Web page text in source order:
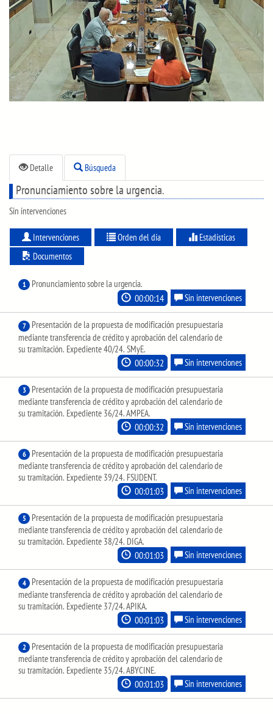
Detalle Búsqueda
Pronunciamiento sobre la urgencia.
Sin intervenciones
Intervenciones Orden del día
Estadísticas
Documentos
1 Pronunciamiento sobre la urgencia.
00:00:14 Sin intervenciones
7
Presentación de la propuesta de modificación presupuestaria
mediante transferencia de crédito y aprobación del calendario de
su tramitación. Expediente 40/24. SMyE.
00:00:32 Sin intervenciones
3
Presentación de la propuesta de modificación presupuestaria
mediante transferencia de crédito y aprobación del calendario de
su tramitación. Expediente 36/24. AMPEA.
00:00:32 Sin intervenciones
6
Presentación de la propuesta de modificación presupuestaria
mediante transferencia de crédito y aprobación del calendario de
su tramitación. Expediente 39/24. FSUDENT.
00:01:03 Sin intervenciones
5
Presentación de la propuesta de modificación presupuestaria
mediante transferencia de crédito y aprobación del calendario de
su tramitación. Expediente 38/24. DIGA.
00:01:03 Sin intervenciones
4
Presentación de la propuesta de modificación presupuestaria
mediante transferencia de crédito y aprobación del calendario de
su tramitación. Expediente 37/24. APIKA.
00:01:03 Sin intervenciones
2
Presentación de la propuesta de modificación presupuestaria
mediante transferencia de crédito y aprobación del calendario de
su tramitación. Expediente 35/24. ABYCINE.
00:01:03 Sin intervenciones